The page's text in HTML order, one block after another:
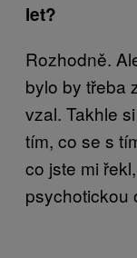
let?
Rozhodně.
bylo by třeba
vzal. Takhle
tím, co se s
co jste mi
psychotickou